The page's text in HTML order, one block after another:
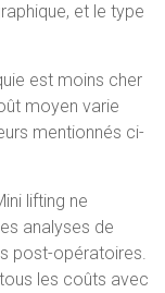
et le type
est moins cher
moyen varie
mentionnés ci-
lifting ne
analyses de
post-opératoires.
les coûts avec